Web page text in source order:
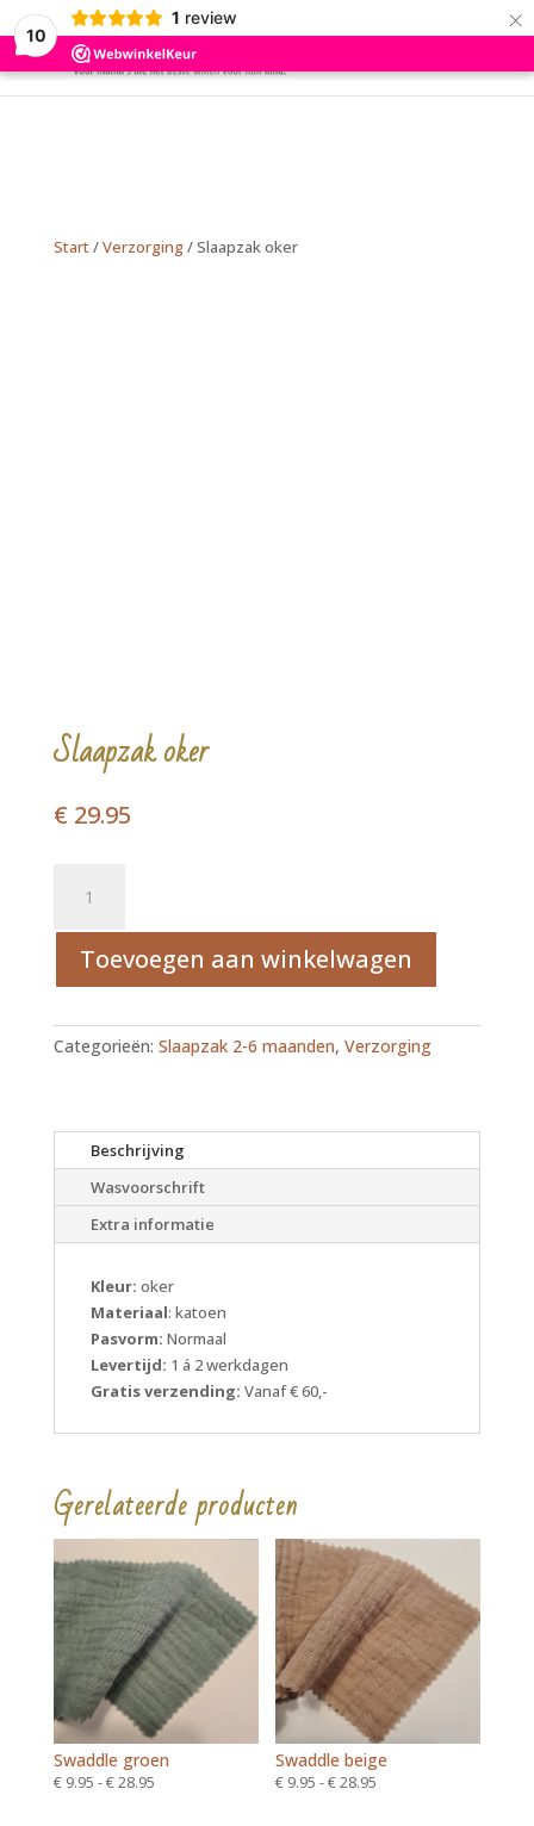
10
1 review ×
Start/Verzorging/ Slaapzak oker
Slaapzak oker
€29.95
aantal
Toevoegen aan winkelwagen
Categorieën: Slaapzak 2-6 maanden, Verzorging
Beschrijving
Wasvoorschrift
Extra informatie
Kleur: oker
Materiaal: katoen
Pasvorm: Normaal
Levertijd: 1 á 2 werkdagen
Gratis verzending: Vanaf € 60,-
Gerelateerde producten
Swaddle groen
€9.95 -€28.95Prijsklasse:
Swaddle beige
€ 9.95 -€28.95